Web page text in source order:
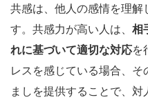
共感は、他人の感情を理
す。共感力が高い人は、 相
れに基づいて適切な対応を
レスを感じている場合、
ましを提供することで、